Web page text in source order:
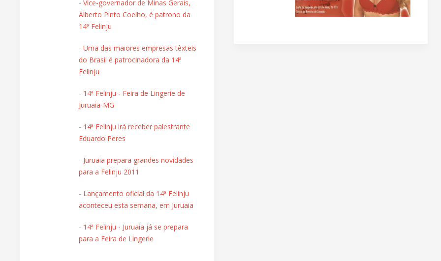
- Vice-governador de Minas Gerais,
Alberto Pinto Coelho, é patrono da
14ª Felinju
- Uma das maiores empresas têxteis
do Brasil é patrocinadora da 14ª
Felinju
- 14ª Felinju - Feira de Lingerie de
Juruaia-MG
- 14ª Felinju irá receber palestrante
Eduardo Peres
- Juruaia prepara grandes novidades
para a Felinju 2011
- Lançamento oficial da 14ª Felinju
aconteceu esta semana, em Juruaia
- 14ª Felinju - Juruaia já se prepara
para a Feira de Lingerie